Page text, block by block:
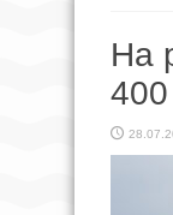
На
400